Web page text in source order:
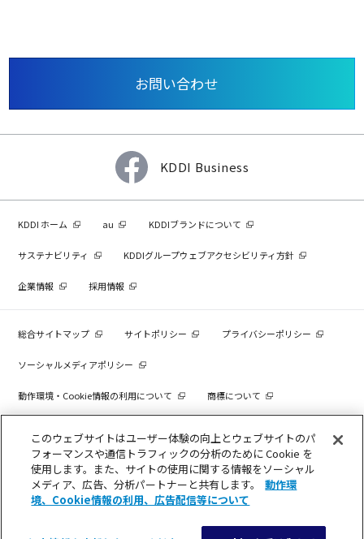
お問い合わせ
KDDI Business
KDDI ホーム au KDDIブランドについて
サステナビリティ KDDIグループウェブアクセシビリティ方針
企業情報 採用情報
総合サイトマップ サイトポリシー プライバシーポリシー
ソーシャルメディアポリシー
動作環境・Cookie情報の利用について 商標について
COPYRIGHT © KDDI CORPORATION, ALL RIGHTS RESERVED.
このウェブサイトはユーザー体験の向上とウェブサイトのパ
フォーマンスや通信トラフィックの分析のために Cookie を
使用します。また、サイトの使用に関する情報をソーシャル
メディア、広告、分析パートナーと共有します。
動作環
境、Cookie情報の利用、広告配信等について